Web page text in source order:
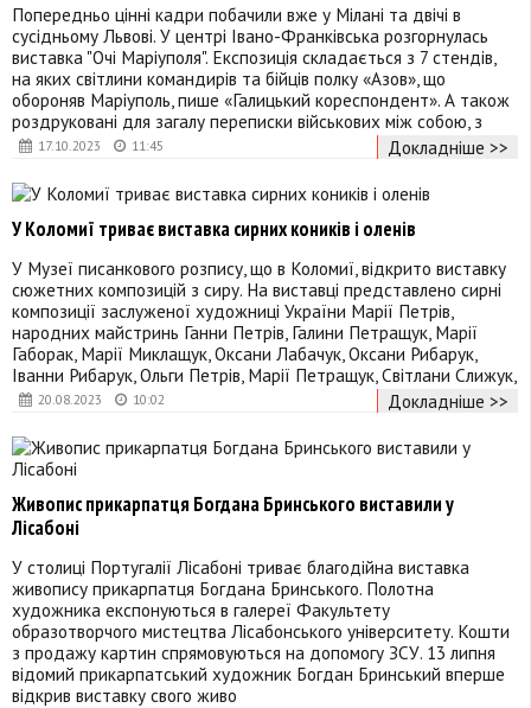
17.10.2023 11:45
Попередньо цінні кадри побачили вже у Мілані та двічі в
сусідньому Львові. У центрі Івано-Франківська розгорнулась
виставка "Очі Маріуполя". Експозиція складається з 7 стендів,
на яких світлини командирів та бійців полку «Азов», що
обороняв Маріуполь, пише «Галицький кореспондент». А також
роздруковані для загалу переписки військових між собою, з
Докладніше >>
20.08.2023 10:02
У Коломиї триває виставка сирних коників і оленів
У Музеї писанкового розпису, що в Коломиї, відкрито виставку
сюжетних композицій з сиру. На виставці представлено сирні
композиції заслуженої художниці України Марії Петрів,
народних майстринь Ганни Петрів, Галини Петращук, Марії
Габорак, Марії Миклащук, Оксани Лабачук, Оксани Рибарук,
Іванни Рибарук, Ольги Петрів, Марії Петращук, Світлани Слижук,
Докладніше >>
Живопис прикарпатця Богдана Бринського виставили у
Лісабоні
У столиці Португалії Лісабоні триває благодійна виставка
живопису прикарпатця Богдана Бринського. Полотна
художника експонуються в галереї Факультету
образотворчого мистецтва Лісабонського університету. Кошти
з продажу картин спрямовуються на допомогу ЗСУ. 13 липня
відомий прикарпатський художник Богдан Бринський вперше
відкрив виставку свого живо